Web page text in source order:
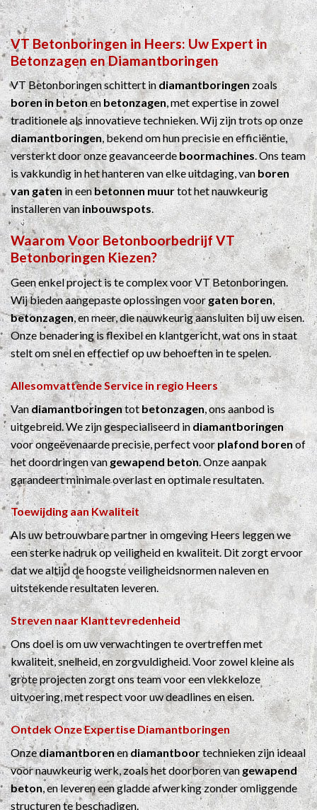
VT BetonboringeninHeers: Uw Expert in
BetonzagenenDiamantboringen
VT Betonboringen schittert indiamantboringenzoals
boren in betonenbetonzagen, met expertise in zowel
traditionele als innovatieve technieken. Wij zijn trots op onze
diamantboringen, bekend om hun precisie en efficiëntie,
versterkt door onze geavanceerdeboormachines. Ons team
is vakkundig in het hanteren van elke uitdaging, vanboren
van gatenin eenbetonnen muurtot het nauwkeurig
installeren vaninbouwspots.
Waarom VoorBetonboorbedrijfVT
Betonboringen Kiezen?
Geen enkel project is te complex voor VT Betonboringen.
Wij bieden aangepaste oplossingen voorgaten boren,
betonzagen, en meer, die nauwkeurig aansluiten bij uw eisen.
Onze benadering is flexibel en klantgericht, wat ons in staat
stelt om snel en effectief op uw behoeften in te spelen.
Allesomvattende Service in regio Heers
Vandiamantboringentotbetonzagen, ons aanbod is
uitgebreid. We zijn gespecialiseerd indiamantboringen
voor ongeëvenaarde precisie, perfect voorplafond borenof
het doordringen vangewapend beton. Onze aanpak
garandeert minimale overlast en optimale resultaten.
Toewijding aan Kwaliteit
Als uw betrouwbare partner in omgeving Heers leggen we
een sterke nadruk op veiligheid en kwaliteit. Dit zorgt ervoor
dat we altijd de hoogste veiligheidsnormen naleven en
uitstekende resultaten leveren.
Streven naar Klanttevredenheid
Ons doel is om uw verwachtingen te overtreffen met
kwaliteit, snelheid, en zorgvuldigheid. Voor zowel kleine als
grote projecten zorgt ons team voor een vlekkeloze
uitvoering, met respect voor uw deadlines en eisen.
Ontdek Onze ExpertiseDiamantboringen
Onzediamantborenendiamantboortechnieken zijn ideaal
voor nauwkeurig werk, zoals het doorboren vangewapend
beton, en leveren een gladde afwerking zonder omliggende
structuren te beschadigen.